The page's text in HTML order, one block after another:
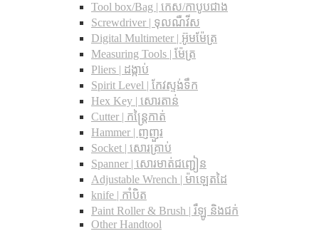
Tool box/Bag | កេស/កាបូបជាង
Screwdriver | ទុលណឺវីស
Digital Multimeter | អ៊ូមម៉ែត្រ
Measuring Tools | ម៉ែត្រ
Pliers | ដង្កាប់
Spirit Level | កែវស្ទង់ទឹក
Hex Key | សោរតាន់
Cutter | កន្រ្តៃកាត់
Hammer | ញញួរ
Socket | សោរគ្រាប់
Spanner |​ សោរមាត់ជញ្ជៀន
Adjustable Wrench |​ ម៉ាឡេតដៃ
knife | កាំបិត
Paint Roller & Brush | រឺឡូ និងជក់
Other Handtool